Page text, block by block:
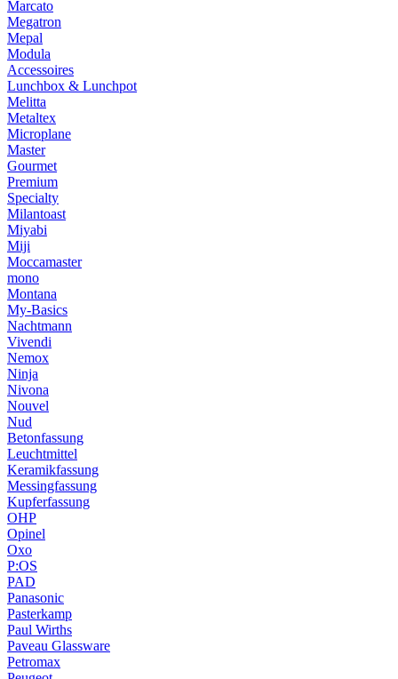
Marcato
Megatron
Mepal
Modula
Accessoires
Lunchbox & Lunchpot
Melitta
Metaltex
Microplane
Master
Gourmet
Premium
Specialty
Milantoast
Miyabi
Miji
Moccamaster
mono
Montana
My-Basics
Nachtmann
Vivendi
Nemox
Ninja
Nivona
Nouvel
Nud
Betonfassung
Leuchtmittel
Keramikfassung
Messingfassung
Kupferfassung
OHP
Opinel
Oxo
P:OS
PAD
Panasonic
Pasterkamp
Paul Wirths
Paveau Glassware
Petromax